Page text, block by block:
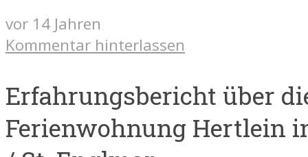
vor 14 Jahren
Kommentar hinterlassen
Erfahrungsbericht über
Ferienwohnung Hertlein